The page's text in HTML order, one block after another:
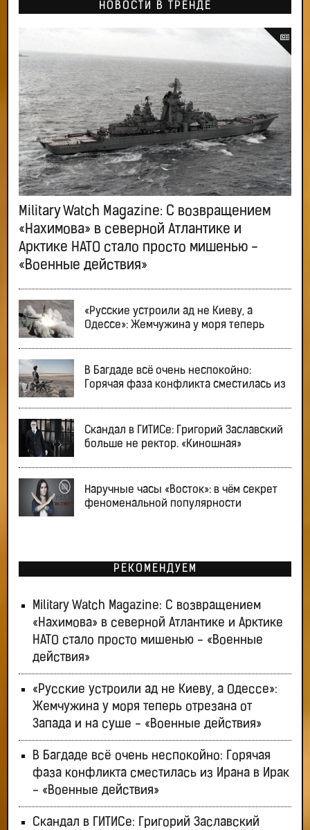
НОВОСТИ В ТРЕНДЕ
Military Watch Magazine: С возвращением
«Нахимова» в северной Атлантике и
Арктике НАТО стало просто мишенью -
«Военные действия»
«Русские устроили ад не Киеву, а
Одессе»: Жемчужина у моря теперь
В Багдаде всё очень неспокойно:
Горячая фаза конфликта сместилась из
Скандал в ГИТИСе: Григорий Заславский
больше не ректор. «Киношная»
Наручные часы «Восток»: в чём секрет
феноменальной популярности
РЕКОМЕНДУЕМ
Military Watch Magazine: С возвращением
«Нахимова» в северной Атлантике и Арктике
НАТО стало просто мишенью - «Военные
действия»
«Русские устроили ад не Киеву, а Одессе»:
Жемчужина у моря теперь отрезана от
Запада и на суше - «Военные действия»
В Багдаде всё очень неспокойно: Горячая
фаза конфликта сместилась из Ирана в Ирак
- «Военные действия»
Скандал в ГИТИСе: Григорий Заславский